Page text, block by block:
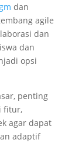
dan
agile
dan
dan
opsi
penting
fitur,
agar dapat
adaptif